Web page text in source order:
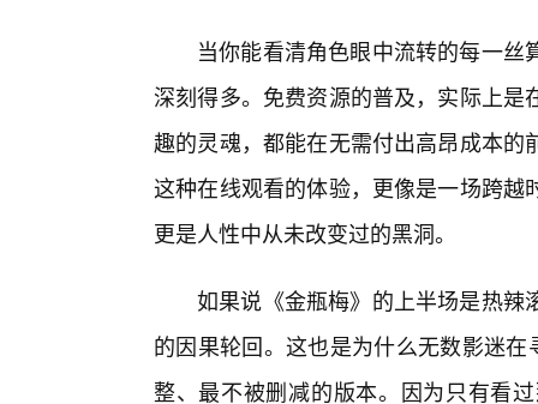
当你能看清角色眼中流转的每一
深刻得多。免费资源的普及，实际上
趣的灵魂，都能在无需付出高昂成本
这种在线观看的体验，更像是一场跨
更是人性中从未改变过的黑洞。
如果说《金瓶梅》的上半场是热辣
的因果轮回。这也是为什么无数影迷
整、最不被删减的版本。因为只有看